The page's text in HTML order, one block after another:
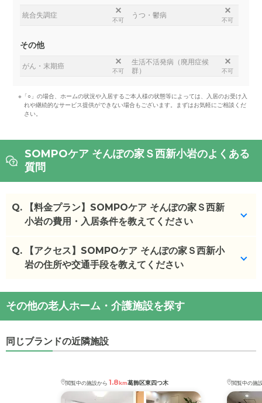
統合失調症
不可
うつ・鬱病
不可
その他
がん・末期癌
不可
生活不活発病（廃用症候
群）
不可
※「○」の場合、ホームの状況や入居するご本人様の状態等によっては、入居のお受け入
れや継続的なサービス提供ができない場合もございます。まずはお気軽にご相談くだ
さい。
SOMPOケア そんぽの家Ｓ西新小岩のよくある
質問
Q.
【料金プラン】SOMPOケア そんぽの家Ｓ西新
小岩の費用・入居条件を教えてください
SOMPOケア そんぽの家Ｓ西新小岩の入居金・月
額料金は次のとおりです。
・月額費用が17.1〜23.0万円
・要介護度：自立、要支援1、要支援2、要介護1、要
ケアスル 介護では詳細な 料金プランをご確認頂けま
Q.
【アクセス】SOMPOケア そんぽの家Ｓ西新小
岩の住所や交通手段を教えてください
SOMPOケア そんぽの家Ｓ西新小岩の交通アクセ
ス
・住所：東京都葛飾区西新小岩4丁目1-17
・最寄り駅：新小岩駅
その他の老人ホーム・介護施設を探す
同じブランドの近隣施設
閲覧中の施設から 1.8km葛飾区東四つ木 閲覧中の施